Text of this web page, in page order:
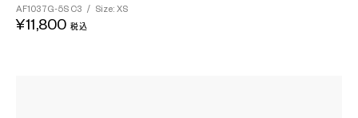
AF1037G-5S C3 / Size: XS
¥11,800 税込